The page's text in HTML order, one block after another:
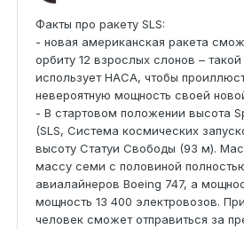
Факты про ракету SLS:
- новая американская ракета
орбиту 12 взрослых слонов –
использует НАСА, чтобы
невероятную мощность своей
- В стартовом положении высота
(SLS, Система космических
высоту Статуи Свободы (93 м).
массу семи с половиной
авиалайнеров Boeing 747, а
мощность 13 400 электровозов.
человек сможет отправиться за